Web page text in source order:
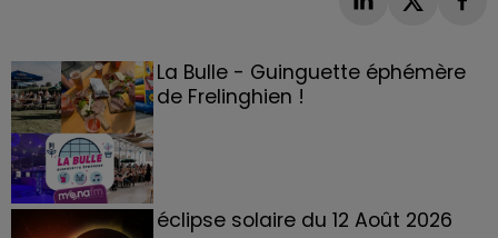
La Bulle - Guinguette éphémère
de Frelinghien !
éclipse solaire du 12 Août 2026